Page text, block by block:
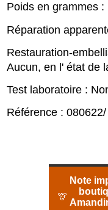
Poids en grammes :
Réparation
Restauration-
Aucun, en l' état de
Test laboratoire :
Référence :
🦒
Note